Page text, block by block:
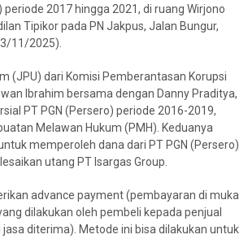
periode 2017 hingga 2021, di ruang Wirjono
Tipikor pada PN Jakpus, Jalan Bungur,
11/2025).
(JPU) dari Komisi Pemberantasan Korupsi
Ibrahim bersama dengan Danny Praditya,
PT PGN (Persero) periode 2016-2019,
Melawan Hukum (PMH). Keduanya
memperoleh dana dari PT PGN (Persero)
utang PT Isargas Group.
advance payment (pembayaran di muka
dilakukan oleh pembeli kepada penjual
diterima). Metode ini bisa dilakukan untuk